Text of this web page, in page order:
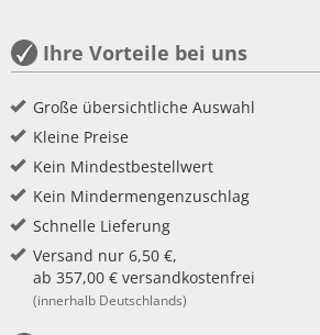
Ihre Vorteile bei uns
Große übersichtliche Auswahl
Kleine Preise
Kein Mindestbestellwert
Kein Mindermengenzuschlag
Schnelle Lieferung
Versand nur 6,50 €,
ab 357,00 € versandkostenfrei
(innerhalb Deutschlands)